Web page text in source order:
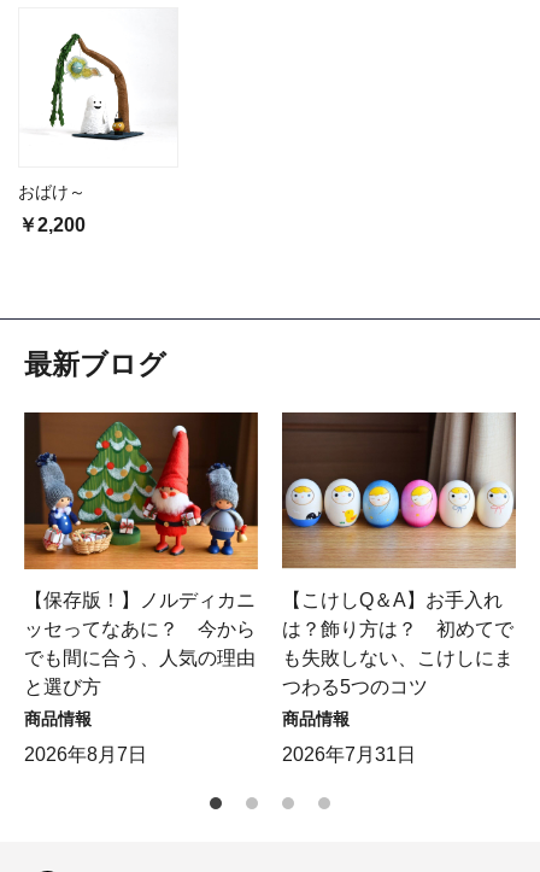
おばけ～
￥2,200
最新ブログ
【保存版！】ノルディカニ
ッセってなあに？ 今から
でも間に合う、人気の理由
と選び方
商品情報
2026年8月7日
【こけしQ＆A】お手入れ
は？飾り方は？ 初めてで
も失敗しない、こけしにま
つわる5つのコツ
商品情報
2026年7月31日